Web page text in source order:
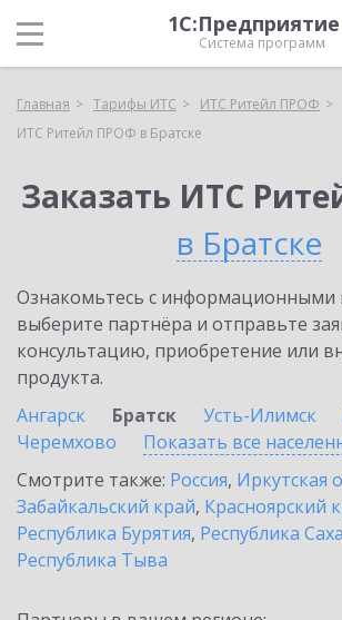
Система программ
Главная Тарифы ИТС
ИТС Ритейл ПРОФ
ИТС Ритейл ПРОФ в Братске
Заказать ИТС
в Братске
Ознакомьтесь с информационными
выберите партнёра и отправьте
консультацию, приобретение или
продукта.
Ангарск
Братск Усть-Илимск
Черемхово
Показать все
Смотрите также: Россия, Иркутская
Забайкальский край, Красноярский
Республика Бурятия, Республика
Республика Тыва